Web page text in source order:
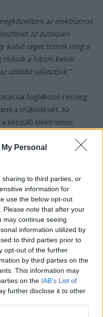
Personal
to third parties, or
information for
use the below opt-out
Please note that after your
may continue seeing
information utilized by
to third parties prior to
opt-out of the further
by third parties on the
This information may
on the IAB’s List of
further disclose it to other
az elektromos
az autóipari
külső céget bíznak meg a
mások a házon belüli
utóbbit választjuk.”
foglalkozó részleg
a működését. Az
készülő elektromos
is, további
›